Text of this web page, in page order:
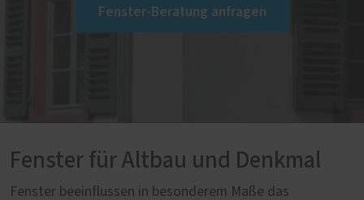
Fenster-Beratung anfragen
Fenster für Altbau und Denkmal
Fenster beeinflussen in besonderem Maße das